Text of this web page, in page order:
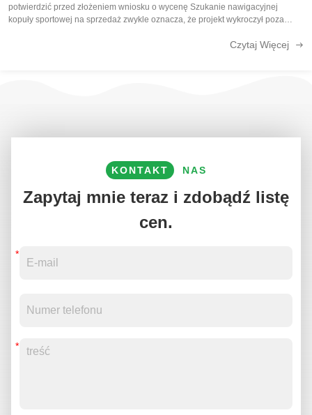
potwierdzić przed złożeniem wniosku o wycenę Szukanie nawigacyjnej
kopuły sportowej na sprzedaż zwykle oznacza, że projekt wykroczył poza
Czytaj Więcej
KONTAKT NAS
Zapytaj mnie teraz i zdobądź listę
cen.